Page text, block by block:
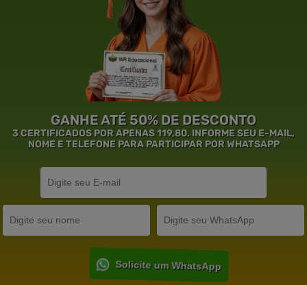
GANHE ATÉ 50% DE DESCONTO
3 CERTIFICADOS POR APENAS 119,80. INFORME SEU E-MAIL,
NOME E TELEFONE PARA PARTICIPAR POR WHATSAPP
Solicite um WhatsApp